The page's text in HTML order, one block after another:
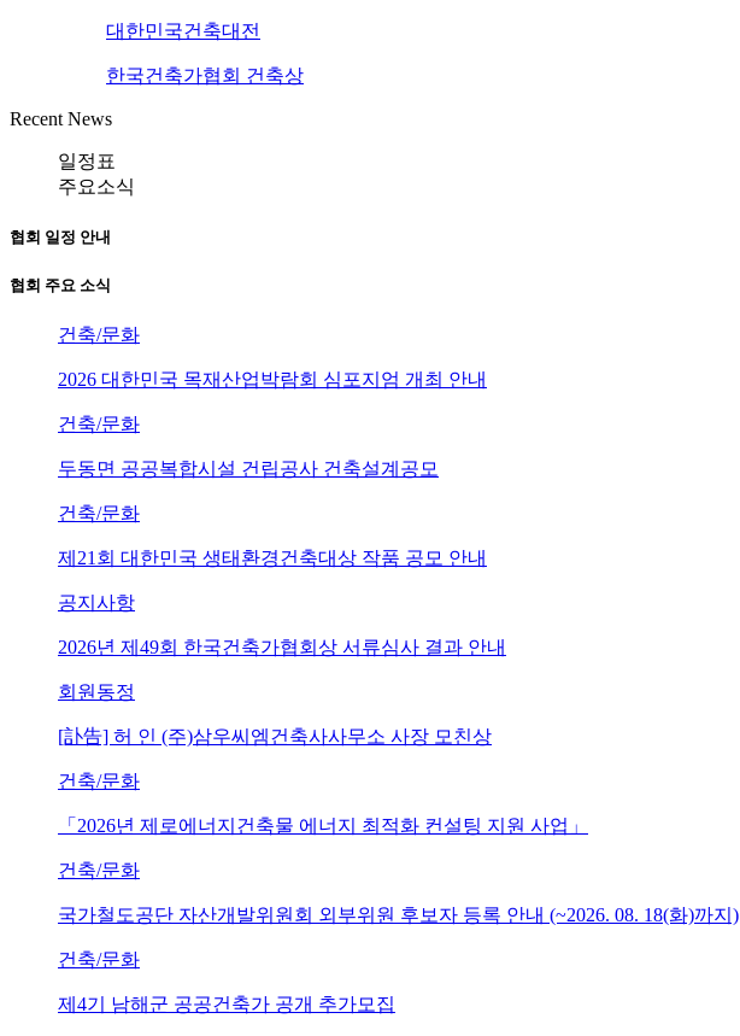
대한민국건축대전
한국건축가협회 건축상
Recent News
일정표
주요소식
협회 일정 안내
협회 주요 소식
건축/문화
2026 대한민국 목재산업박람회 심포지엄 개최 안내
건축/문화
두동면 공공복합시설 건립공사 건축설계공모
건축/문화
제21회 대한민국 생태환경건축대상 작품 공모 안내
공지사항
2026년 제49회 한국건축가협회상 서류심사 결과 안내
회원동정
[訃告] 허 인 (주)삼우씨엠건축사사무소 사장 모친상
건축/문화
「2026년 제로에너지건축물 에너지 최적화 컨설팅 지원 사업」
건축/문화
국가철도공단 자산개발위원회 외부위원 후보자 등록 안내 (~2026. 08. 18(화)까지)
건축/문화
제4기 남해군 공공건축가 공개 추가모집